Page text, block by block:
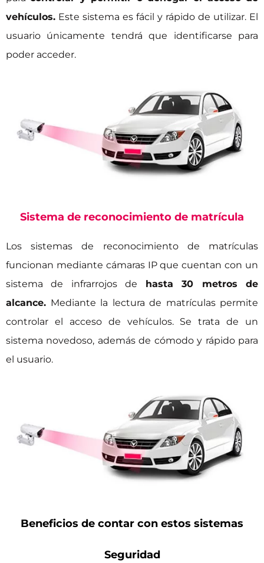
vehículos. Este sistema es fácil y rápido de utilizar. El
usuario únicamente tendrá que identificarse para
poder acceder.
Sistema de reconocimiento de matrícula
Los sistemas de reconocimiento de matrículas
funcionan mediante cámaras IP que cuentan con un
sistema de infrarrojos de hasta 30 metros de
alcance. Mediante la lectura de matrículas permite
controlar el acceso de vehículos. Se trata de un
sistema novedoso, además de cómodo y rápido para
el usuario.
Beneficios de contar con estos sistemas
Seguridad